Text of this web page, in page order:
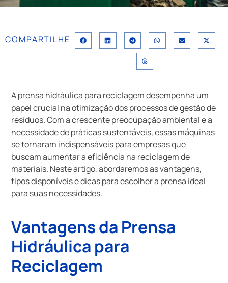
COMPARTILHE
A prensa hidráulica para reciclagem desempenha um
papel crucial na otimização dos processos de gestão de
resíduos. Com a crescente preocupação ambiental e a
necessidade de práticas sustentáveis, essas máquinas
se tornaram indispensáveis para empresas que
buscam aumentar a eficiência na reciclagem de
materiais. Neste artigo, abordaremos as vantagens,
tipos disponíveis e dicas para escolher a prensa ideal
para suas necessidades.
Vantagens da Prensa
Hidráulica para
Reciclagem